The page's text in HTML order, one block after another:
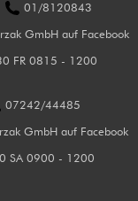
01/8120843
GmbH auf Facebook
FR 0815 - 1200
07242/44485
GmbH auf Facebook
SA 0900 - 1200